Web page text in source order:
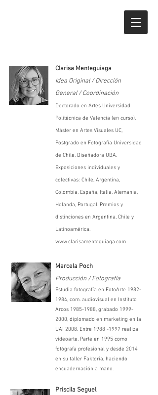
Clarisa Menteguiaga
Idea Original / Dirección
General / Coordinación
Doctorado en Artes Universidad
Politécnica de Valencia (en curso),
Máster en Artes Visuales UC,
Postgrado en Fotografía Universidad
de Chile, Diseñadora UBA.
Exposiciones individuales y
colectivas: Chile, Argentina,
Colombia, España, Italia, Alemania,
Holanda, Portugal. Premios y
distinciones en Argentina, Chile y
Latinoamérica.
www.clarisamenteguiaga.com
Marcela Poch
Producción / Fotografía
Estudia fotografía en FotoArte 1982-
1984, com. audiovisual en Instituto
Arcos 1985-1988, grabado 1999-
2000, diplomado en marketing en la
UAI 2008. Entre 1988 -1997 realiza
videoarte. Parte en 1995 como
fotógrafa profesional y desde 2014
en su taller Faktoria, haciendo
encuadernación a mano.
Priscila Seguel